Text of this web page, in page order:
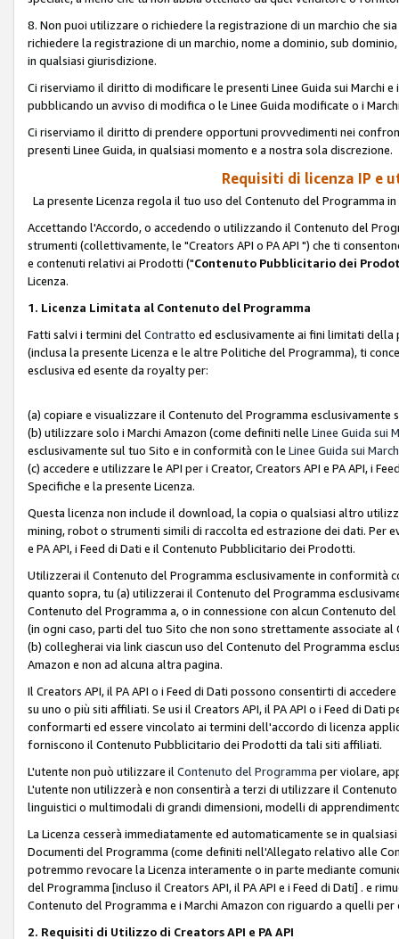
8. Non puoi utilizzare o richiedere la registrazione di un marchio che
richiedere la registrazione di un marchio, nome a dominio, sub
in qualsiasi giurisdizione.
Ci riserviamo il diritto di modificare le presenti Linee Guida sui Marchi
pubblicando un avviso di modifica o le Linee Guida modificate o i
Ci riserviamo il diritto di prendere opportuni provvedimenti nei
presenti Linee Guida, in qualsiasi momento e a nostra sola discrezione.
Requisiti di licenza IP e
La presente Licenza regola il tuo uso del Contenuto del Programma
Accettando l'Accordo, o accedendo o utilizzando il Contenuto del
strumenti (collettivamente, le "Creators API o PA API ") che ti
e contenuti relativi ai Prodotti ("Contenuto Pubblicitario dei
Licenza.
1. Licenza Limitata al Contenuto del Programma
Fatti salvi i termini del Contratto ed esclusivamente ai fini limitati
(inclusa la presente Licenza e le altre Politiche del Programma), ti
esclusiva ed esente da royalty per:
(a) copiare e visualizzare il Contenuto del Programma esclusivamente
(b) utilizzare solo i Marchi Amazon (come definiti nelle Linee Guida sui
esclusivamente sul tuo Sito e in conformità con le Linee Guida sui March
(c) accedere e utilizzare le API per i Creator, Creators API e PA API, i
Specifiche e la presente Licenza.
Questa licenza non include il download, la copia o qualsiasi altro
mining, robot o strumenti simili di raccolta ed estrazione dei dati. Per
e PA API, i Feed di Dati e il Contenuto Pubblicitario dei Prodotti.
Utilizzerai il Contenuto del Programma esclusivamente in conformità
quanto sopra, tu (a) utilizzerai il Contenuto del Programma
Contenuto del Programma a, o in connessione con alcun Contenuto
(in ogni caso, parti del tuo Sito che non sono strettamente associate
(b) collegherai via link ciascun uso del Contenuto del Programma
Amazon e non ad alcuna altra pagina.
Il Creators API, il PA API o i Feed di Dati possono consentirti di
su uno o più siti affiliati. Se usi il Creators API, il PA API o i Feed di
conformarti ed essere vincolato ai termini dell'accordo di licenza
forniscono il Contenuto Pubblicitario dei Prodotti da tali siti affiliati.
L'utente non può utilizzare il Contenuto del Programma per violare,
L'utente non utilizzerà e non consentirà a terzi di utilizzare il
linguistici o multimodali di grandi dimensioni, modelli di
La Licenza cesserà immediatamente ed automaticamente se in
Documenti del Programma (come definiti nell'Allegato relativo alle
potremmo revocare la Licenza interamente o in parte mediante
del Programma [incluso il Creators API, il PA API e i Feed di Dati] . e
Contenuto del Programma e i Marchi Amazon con riguardo a quelli
2. Requisiti di Utilizzo di Creators API e PA API